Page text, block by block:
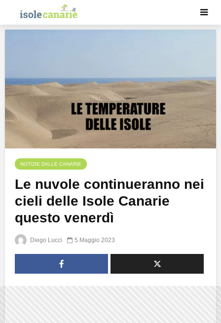
NOTIZIE DALLE CANARIE
Le nuvole continueranno nei
cieli delle Isole Canarie
questo venerdì
Diego Lucci 5 Maggio 2023